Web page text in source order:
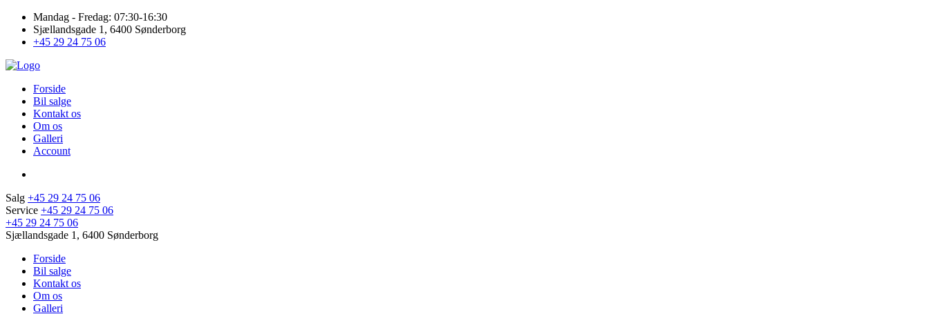
Mandag - Fredag: 07:30-16:30
Sjællandsgade 1, 6400 Sønderborg
+45 29 24 75 06
Forside
Bil salge
Kontakt os
Om os
Galleri
Account
Salg +45 29 24 75 06
Service +45 29 24 75 06
+45 29 24 75 06
Sjællandsgade 1, 6400 Sønderborg
Forside
Bil salge
Kontakt os
Om os
Galleri